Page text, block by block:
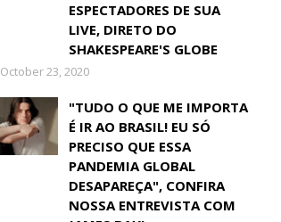
ESPECTADORES DE SUA
LIVE, DIRETO DO
SHAKESPEARE'S GLOBE
October 23, 2020
"TUDO O QUE ME IMPORTA
É IR AO BRASIL! EU SÓ
PRECISO QUE ESSA
PANDEMIA GLOBAL
DESAPAREÇA", CONFIRA
NOSSA ENTREVISTA COM